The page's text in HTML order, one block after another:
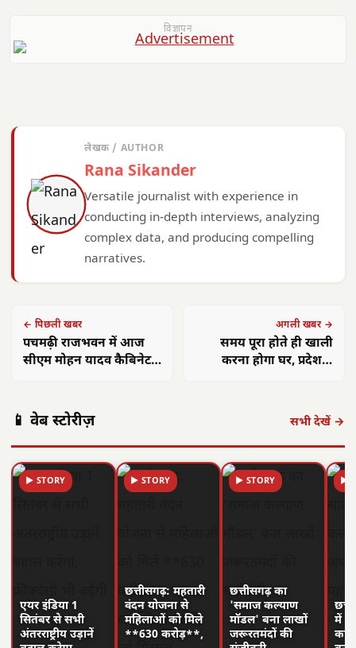
विज्ञापन
लेखक / AUTHOR
Rana Sikander
Versatile journalist with experience in
conducting in-depth interviews, analyzing
complex data, and producing compelling
narratives.
← पिछली खबर
पचमढ़ी राजभवन में आज
सीएम मोहन यादव कैबिनेट
फैसले
अगली खबर →
समय पूरा होते ही खाली
करना होगा घर, प्रदेश में
📱 वेब स्टोरीज़ सभी देखें →
▶ STORY
एयर इंडिया 1
सितंबर से सभी
अंतरराष्ट्रीय उड़ानें
▶ STORY
छत्तीसगढ़: महतारी
वंदन योजना से
महिलाओं को मिले
**630 करोड़**,
▶ STORY
छत्तीसगढ़ का
'समाज कल्याण
मॉडल' बना लाखों
जरूरतमंदों की
▶
में
का